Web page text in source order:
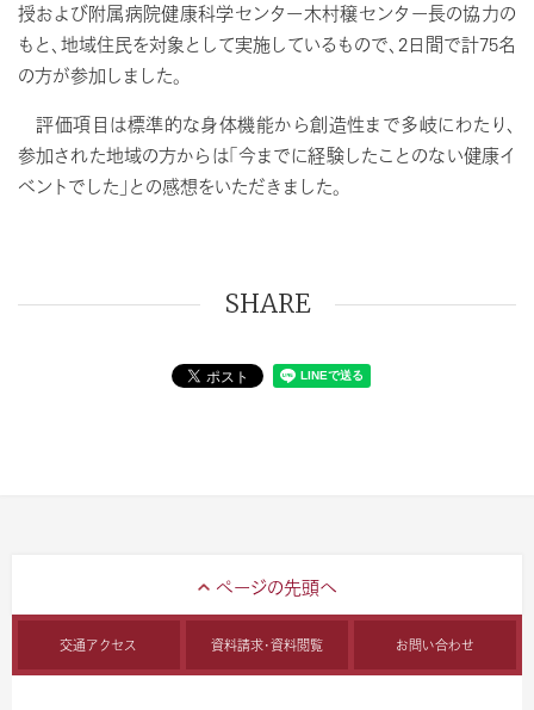
授および附属病院健康科学センター木村穣センター長の協力の
もと、地域住民を対象として実施しているもので、2日間で計75名
の方が参加しました。
評価項目は標準的な身体機能から創造性まで多岐にわたり、
参加された地域の方からは「今までに経験したことのない健康イ
ベントでした」との感想をいただきました。
SHARE
交通アクセス 資料請求・資料閲覧 お問い合わせ